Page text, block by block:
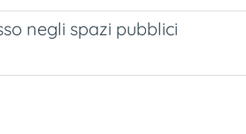
negli spazi pubblici